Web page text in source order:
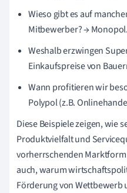
Wieso gibt es auf
Mitbewerber? → Monopol.
Weshalb erzwingen
Einkaufspreise von
Wann profitieren wir
Polypol (z.B.
Diese Beispiele zeigen, wie
Produktvielfalt und
vorherrschenden
auch, warum
Förderung von Wettbewerb